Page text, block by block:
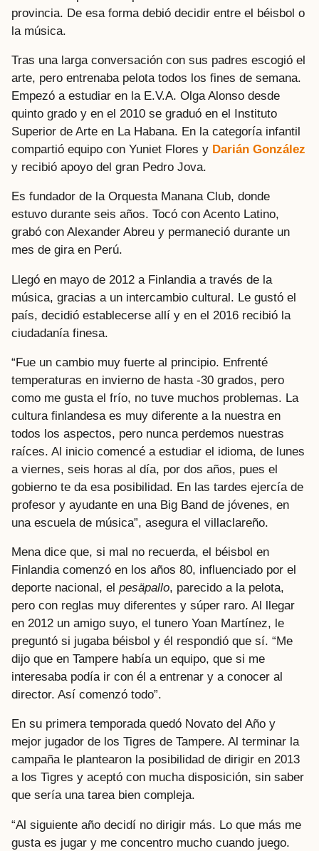
provincia. De esa forma debió decidir entre el béisbol o
la música.
Tras una larga conversación con sus padres escogió el
arte, pero entrenaba pelota todos los fines de semana.
Empezó a estudiar en la E.V.A. Olga Alonso desde
quinto grado y en el 2010 se graduó en el Instituto
Superior de Arte en La Habana. En la categoría infantil
compartió equipo con Yuniet Flores y Darián González
y recibió apoyo del gran Pedro Jova.
Es fundador de la Orquesta Manana Club, donde
estuvo durante seis años. Tocó con Acento Latino,
grabó con Alexander Abreu y permaneció durante un
mes de gira en Perú.
Llegó en mayo de 2012 a Finlandia a través de la
música, gracias a un intercambio cultural. Le gustó el
país, decidió establecerse allí y en el 2016 recibió la
ciudadanía finesa.
“Fue un cambio muy fuerte al principio. Enfrenté
temperaturas en invierno de hasta -30 grados, pero
como me gusta el frío, no tuve muchos problemas. La
cultura finlandesa es muy diferente a la nuestra en
todos los aspectos, pero nunca perdemos nuestras
raíces. Al inicio comencé a estudiar el idioma, de lunes
a viernes, seis horas al día, por dos años, pues el
gobierno te da esa posibilidad. En las tardes ejercía de
profesor y ayudante en una Big Band de jóvenes, en
una escuela de música”, asegura el villaclareño.
Mena dice que, si mal no recuerda, el béisbol en
Finlandia comenzó en los años 80, influenciado por el
deporte nacional, el pesäpallo, parecido a la pelota,
pero con reglas muy diferentes y súper raro. Al llegar
en 2012 un amigo suyo, el tunero Yoan Martínez, le
preguntó si jugaba béisbol y él respondió que sí. “Me
dijo que en Tampere había un equipo, que si me
interesaba podía ir con él a entrenar y a conocer al
director. Así comenzó todo”.
En su primera temporada quedó Novato del Año y
mejor jugador de los Tigres de Tampere. Al terminar la
campaña le plantearon la posibilidad de dirigir en 2013
a los Tigres y aceptó con mucha disposición, sin saber
que sería una tarea bien compleja.
“Al siguiente año decidí no dirigir más. Lo que más me
gusta es jugar y me concentro mucho cuando juego.